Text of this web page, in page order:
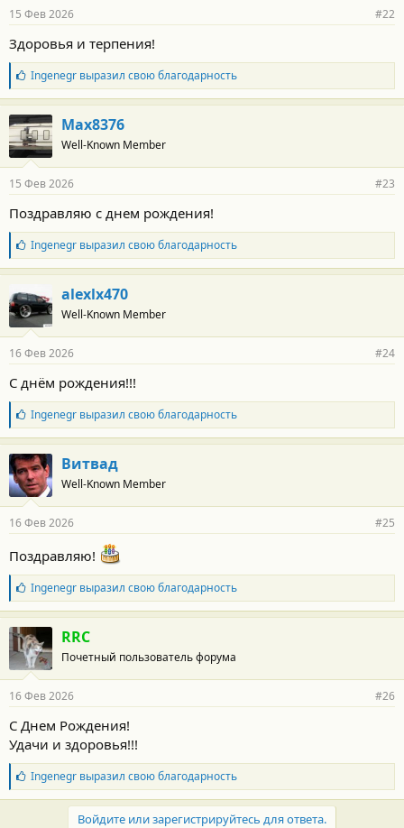
н
с
т
и
:
15 Фев 2026 #22
Здоровья и терпения!
Б
л
а
г
о
д
а
н
с
т
и
:
Ingenegrвыразил свою благодарность
Max8376
Well-Known Member
15 Фев 2026 #23
Поздравляю с днем рождения!
Б
л
а
о
д
а
н
с
т
и
:
Ingenegrвыразил свою благодарность
alexlx470
Well-Known Member
16 Фев 2026 #24
С днём рождения!!!
Б
л
а
г
о
д
а
н
с
т
и
:
Ingenegrвыразил свою благодарность
Витвад
Well-Known Member
16 Фев 2026 #25
Поздравляю!
Б
л
а
г
о
д
а
н
с
т
и
:
Ingenegrвыразил свою благодарность
RRC
Почетный пользователь форума
16 Фев 2026 #26
С Днем Рождения!
Удачи и здоровья!!!
Б
л
а
Ingenegrвыразил свою благодарность
Войдите или зарегистрируйтесь для ответа.